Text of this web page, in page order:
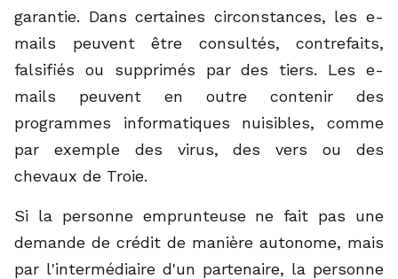
garantie. Dans certaines circonstances, les e-
mails peuvent être consultés, contrefaits,
falsifiés ou supprimés par des tiers. Les e-
mails peuvent en outre contenir des
programmes informatiques nuisibles, comme
par exemple des virus, des vers ou des
chevaux de Troie.
Si la personne emprunteuse ne fait pas une
demande de crédit de manière autonome, mais
par l'intermédiaire d'un partenaire, la personne